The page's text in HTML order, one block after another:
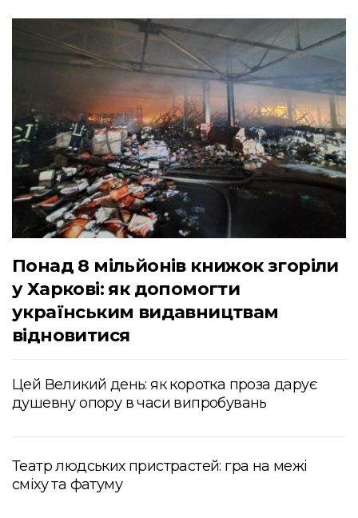
Понад 8 мільйонів книжок згоріли
у Харкові: як допомогти
українським видавництвам
відновитися
Цей Великий день: як коротка проза дарує
душевну опору в часи випробувань
Театр людських пристрастей: гра на межі
сміху та фатуму